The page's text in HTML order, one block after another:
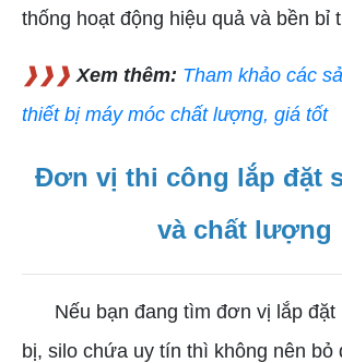
thống hoạt động hiệu quả và bền bỉ
❱❱❱ Xem thêm: Tham khảo các
thiết bị máy móc chất lượng, giá tốt
Đơn vị thi công lắp đặt
và chất lượng
Nếu bạn đang tìm đơn vị lắp đặt
bị, silo chứa uy tín thì không nên bỏ